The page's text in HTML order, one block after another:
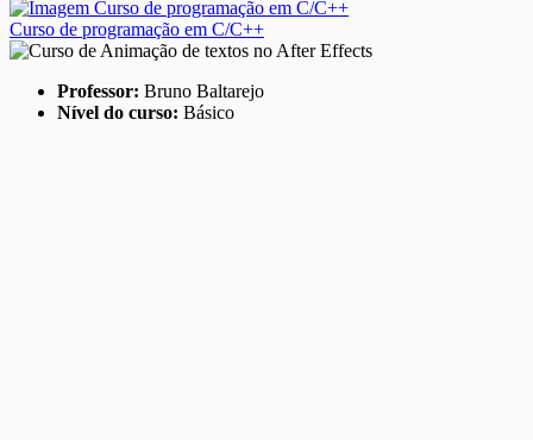
Curso de programação em C/C++
Professor: Bruno Baltarejo
Nível do curso: Básico